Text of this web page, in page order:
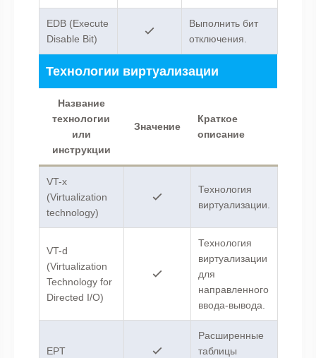
EDB (Execute
Disable Bit)
Выполнить бит
отключения.
Технологии виртуализации
Название
технологии
или
инструкции
Значение
Краткое
описание
VT-x
(Virtualization
technology)
Технология
виртуализации.
VT-d
(Virtualization
Technology for
Directed I/O)
Технология
виртуализации
для
направленного
ввода-вывода.
EPT
Расширенные
таблицы